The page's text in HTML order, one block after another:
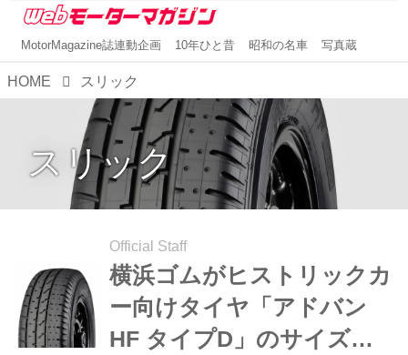
MotorMagazine誌連動企画 10年ひと昔 昭和の名車 写真蔵
HOME スリック
スリック
Official Staff
横浜ゴムがヒストリックカ
ー向けタイヤ「アドバン
HF タイプD」のサイズを